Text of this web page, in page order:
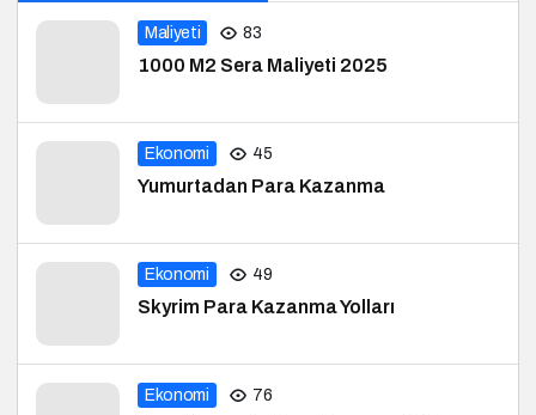
Maliyeti 83
1000 M2 Sera Maliyeti 2025
Ekonomi 45
Yumurtadan Para Kazanma
Ekonomi 49
Skyrim Para Kazanma Yolları
Ekonomi 76